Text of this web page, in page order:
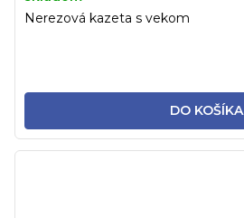
DO KOŠÍKA
Nerezová kazeta s vekom